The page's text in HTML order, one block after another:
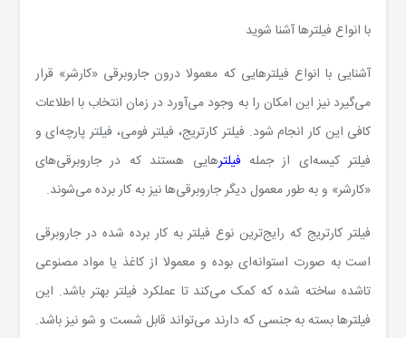
با انواع فیلترها آشنا شوید
آشنایی با انواع فیلترهایی که معمولا درون جاروبرقی «کارشر» قرار
می‌گیرد نیز این امکان را به وجود می‌آورد در زمان انتخاب با اطلاعات
کافی این کار انجام شود. فیلتر کارتریج، فیلتر فومی، فیلتر پارچه‌ای و
فیلتر کیسه‌ای از جمله فیلترهایی هستند که در جاروبرقی‌های
«کارشر» و به طور معمول دیگر جاروبرقی‌ها نیز به کار برده می‌شوند.
فیلتر کارتریج که رایج‌ترین نوع فیلتر به کار برده شده در جاروبرقی
است به صورت استوانه‌ای بوده و معمولا از کاغذ یا مواد مصنوعی
تاشده ساخته شده که کمک می‌کند تا عملکرد فیلتر بهتر باشد. این
فیلترها بسته به جنسی که دارند می‌تواند قابل شست و شو نیز باشد.